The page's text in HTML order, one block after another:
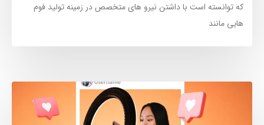
که توانسته است با داشتن نیرو های متخصص در زمینه تولید فوم
هایی مانند